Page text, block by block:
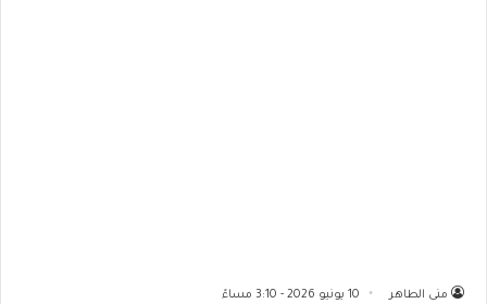
منى الطاهر 10 يونيو 2026 - 3:10 مساءً